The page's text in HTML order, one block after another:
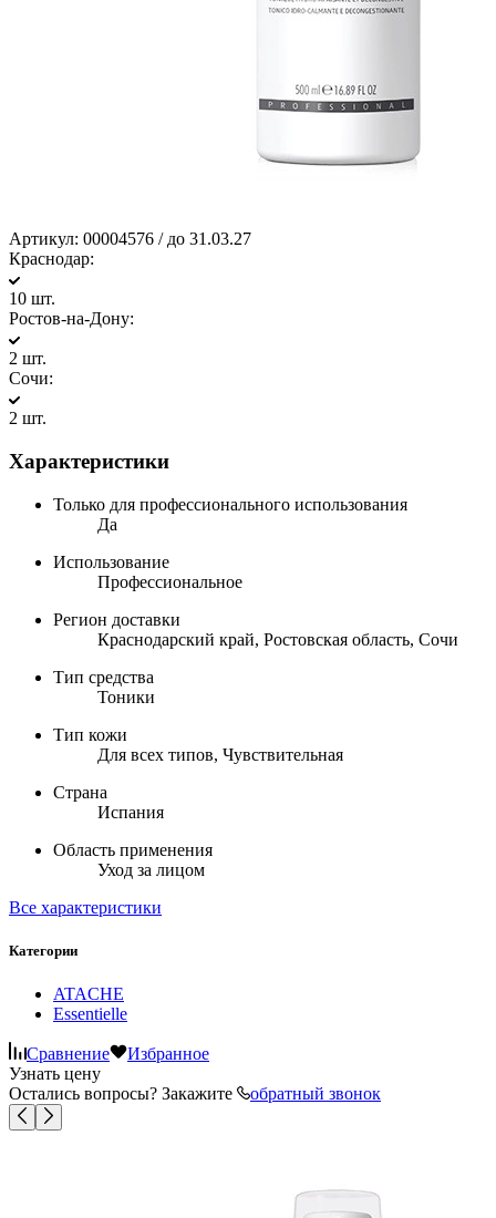
Артикул: 00004576 / до 31.03.27
Краснодар:
10 шт.
Ростов-на-Дону:
2 шт.
Сочи:
2 шт.
Характеристики
Только для профессионального использования
Да
Использование
Профессиональное
Регион доставки
Краснодарский край, Ростовская область, Сочи
Тип средства
Тоники
Тип кожи
Для всех типов, Чувствительная
Страна
Испания
Область применения
Уход за лицом
Все характеристики
Категории
ATACHE
Essentielle
Сравнение
Избранное
Узнать цену
Остались вопросы? Закажите
обратный звонок